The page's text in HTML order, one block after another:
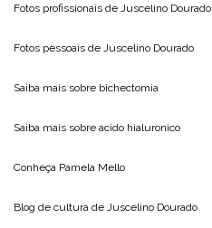
Fotos profissionais de Juscelino Dourado
Fotos pessoais de Juscelino Dourado
Saiba mais sobre bichectomia
Saiba mais sobre acido hialuronico
Conheça Pamela Mello
Blog de cultura de Juscelino Dourado